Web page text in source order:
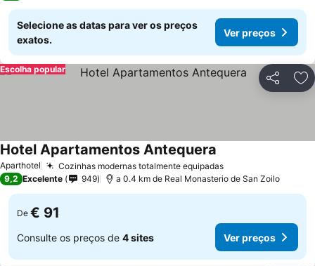
Selecione as datas para ver os preços
exatos.
Ver preços
Partilhar
Escolha popular
Aparthotel Cozinhas modernas totalmente equipadasVer preços
Hotel Apartamentos Antequera
9,2 Excelente 949 a 0.4 km de Real Monasterio de San Zoilo
De € 91
Consulte os preços de 4 sites Ver preços